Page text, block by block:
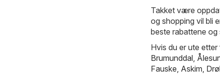
Takket være
og shopping vil bli
beste rabattene og
Hvis du er ute
Brumunddal
Fauske Askim